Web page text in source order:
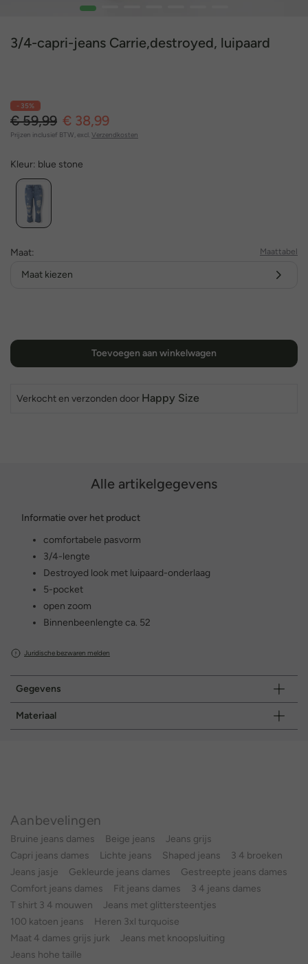
1
3/4-capri-jeans Carrie,destroyed, luipaard
- 35%
€ 59,99 € 38,99
Prijzen inclusief BTW, excl. Verzendkosten
Kleur: blue stone
Maat: Maattabel
Maat kiezen
Toevoegen aan winkelwagen
Verkocht en verzonden door Happy Size
Alle artikelgegevens
Informatie over het product
comfortabele pasvorm
3/4-lengte
Destroyed look met luipaard-onderlaag
5-pocket
open zoom
Binnenbeenlengte ca. 52
Juridische bezwaren melden
Gegevens
Materiaal
Aanbevelingen
Bruine jeans dames Beige jeans
Jeans grijs
Capri jeans dames
Lichte jeans Shaped jeans
3 4 broeken
Jeans jasje
Gekleurde jeans dames
Gestreepte jeans dames
Comfort jeans dames
Fit jeans dames
3 4 jeans dames
T shirt 3 4 mouwen
Jeans met glittersteentjes
100 katoen jeans
Heren 3xl turquoise
Maat 4 dames grijs jurk
Jeans met knoopsluiting
Jeans hohe taille